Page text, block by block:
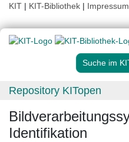
KIT | KIT-Bibliothek | Impressum
Suche im
Repository KITopen
Identifikation